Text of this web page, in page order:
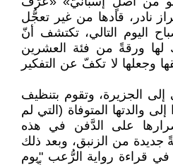
نادر، قادها من غير تعجُّل
اليوم التالي، تكتشف أنّ
لها ورقةً من فئة العشرين
وجعلها لا تكفّ عن التفكير
إلى الجزيرة، وتقوم بتنظيف
والدتها المتوفاة (التي لم
على الدَّفن في هذه
جديدة من الزنبق، وبعد ذلك
قراءة رواية الرُّعب "يوم